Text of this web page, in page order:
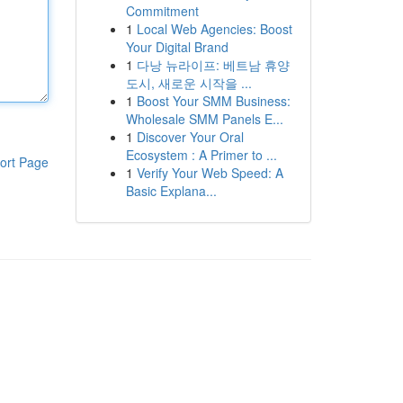
Page
Commitment
1 Local Web Agencies: Boost
Your Digital Brand
1 다낭 뉴라이프: 베트남 휴양
도시, 새로운 시작을 ...
1 Boost Your SMM Business:
Wholesale SMM Panels E...
1 Discover Your Oral
Ecosystem : A Primer to ...
1 Verify Your Web Speed: A
Basic Explana...